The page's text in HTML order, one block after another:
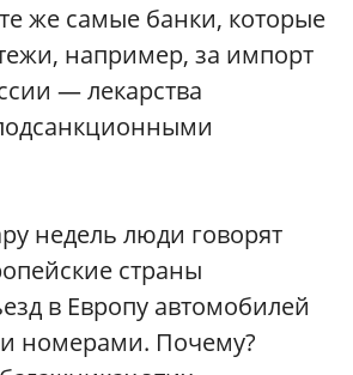
же самые банки, которые
например, за импорт
— лекарства
недель люди говорят
страны
в Европу автомобилей
номерами. Почему?